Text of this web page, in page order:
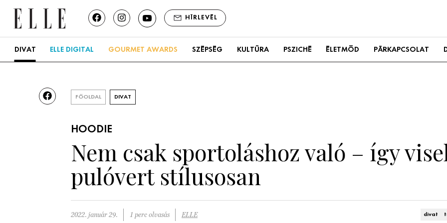
HÍRLEVÉL
DIVAT ELLE DIGITAL GOURMET AWARDS SZÉPSÉG KULTÚRA PSZICHÉ ÉLETMÓD PÁRKAPCSOLAT
FŐOLDAL DIVAT
HOODIE
Nem csak sportoláshoz való – így
pulóvert stílusosan
2022. január 29. 1 perc olvasás ELLE divat